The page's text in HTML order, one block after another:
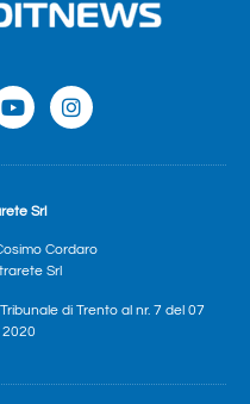
Srl
Cordaro
Srl
di Trento al nr. 7 del 07